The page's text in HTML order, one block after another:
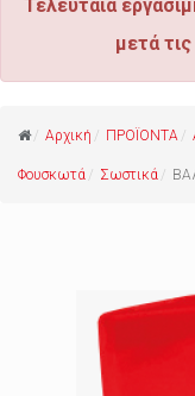
Τελευταία
μετά
Αρχική ΠΡΟΪΟΝΤΑ
Φουσκωτά Σωστικά